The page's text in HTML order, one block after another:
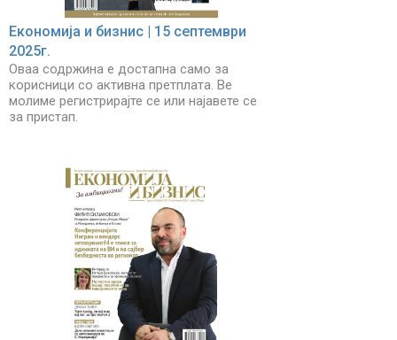
Економија и бизнис | 15 септември
2025г.
Оваа содржина е достапна само за
корисници со активна претплата. Ве
молиме регистрирајте се или најавете се
за пристап.